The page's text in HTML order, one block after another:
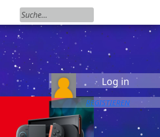
Suchen nach:
Log in
REGISTIEREN